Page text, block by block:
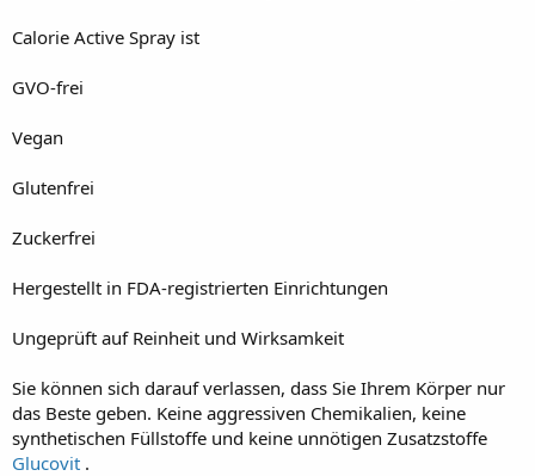
Calorie Active Spray ist
GVO-frei
Vegan
Glutenfrei
Zuckerfrei
Hergestellt in FDA-registrierten Einrichtungen
Ungeprüft auf Reinheit und Wirksamkeit
Sie können sich darauf verlassen, dass Sie Ihrem Körper nur
das Beste geben. Keine aggressiven Chemikalien, keine
synthetischen Füllstoffe und keine unnötigen Zusatzstoffe
Glucovit .